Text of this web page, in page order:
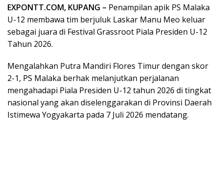
EXPONTT.COM, KUPANG – Penampilan apik PS Malaka
U-12 membawa tim berjuluk Laskar Manu Meo keluar
sebagai juara di Festival Grassroot Piala Presiden U-12
Tahun 2026.
Mengalahkan Putra Mandiri Flores Timur dengan skor
2-1, PS Malaka berhak melanjutkan perjalanan
mengahadapi Piala Presiden U-12 tahun 2026 di tingkat
nasional yang akan diselenggarakan di Provinsi Daerah
Istimewa Yogyakarta pada 7 Juli 2026 mendatang.